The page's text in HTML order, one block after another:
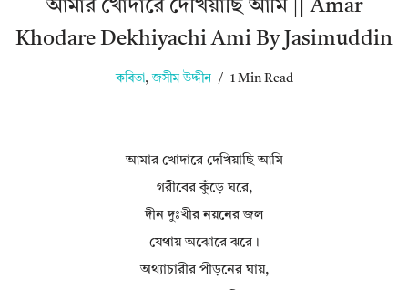
আমার খোদারে দেখিয়াছি আমি || Amar
Khodare Dekhiyachi Ami By Jasimuddin
কবিতা, জসীম উদ্দীন 1 Min Read
আমার খোদারে দেখিয়াছি আমি
গরীবের কুঁড়ে ঘরে,
দীন দুঃখীর নয়নের জল
যেথায় অঝোরে ঝরে।
অথ্যাচারীর পীড়নের ঘায়,